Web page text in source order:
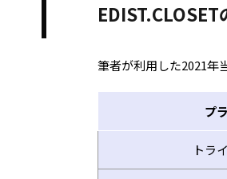
筆者が利用した2021年
プ
トラ